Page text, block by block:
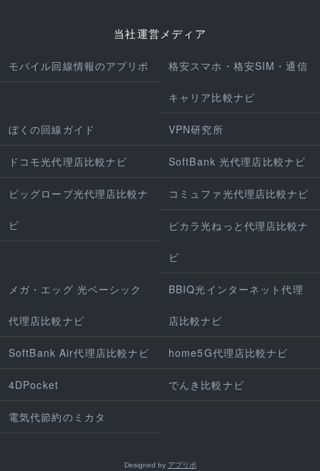
当社運営メディア
モバイル回線情報のアプリポ 格安スマホ・格安SIM・通信
キャリア比較ナビ
ぼくの回線ガイド VPN研究所
ドコモ光代理店比較ナビ SoftBank 光代理店比較ナビ
ビッグローブ光代理店比較ナ
ビ
コミュファ光代理店比較ナビ
ピカラ光ねっと代理店比較ナ
ビ
メガ・エッグ 光ベーシック
代理店比較ナビ
BBIQ光インターネット代理
店比較ナビ
SoftBank Air代理店比較ナビ home5G代理店比較ナビ
4DPocket でんき比較ナビ
電気代節約のミカタ
Designed by アプリポ